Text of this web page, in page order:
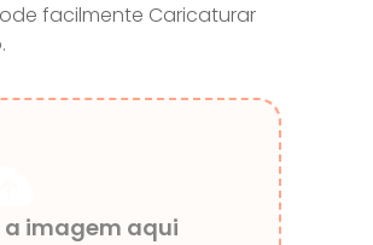
facilmente Caricaturar
a imagem aqui